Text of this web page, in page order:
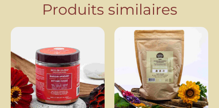
Produits similaires